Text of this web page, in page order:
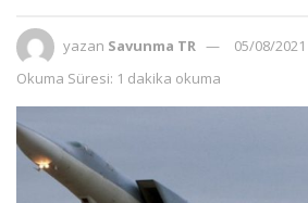
yazan Savunma TR
05/08/2021
Okuma Süresi: 1 dakika okuma